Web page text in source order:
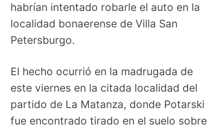
habrían intentado robarle el auto en la
localidad bonaerense de Villa San
Petersburgo.
El hecho ocurrió en la madrugada de
este viernes en la citada localidad del
partido de La Matanza, donde Potarski
fue encontrado tirado en el suelo sobre